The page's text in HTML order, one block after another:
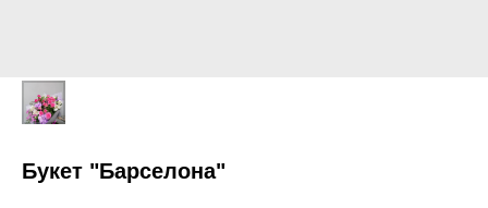
Букет "Барселона"